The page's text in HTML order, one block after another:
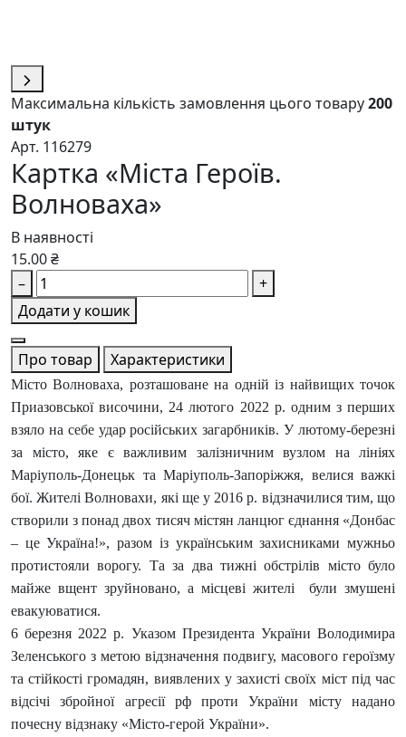
Максимальна кількість замовлення цього товару200
штук
Арт. 116279
Картка «Міста Героїв.
Волноваха»
В наявності
15.00 ₴
–
+
Додати у кошик
Про товар Характеристики
Місто Волноваха, розташоване на одній із найвищих точок
Приазовської височини, 24 лютого 2022 р. одним з перших
взяло на себе удар російських загарбників. У лютому-березні
за місто, яке є важливим залізничним вузлом на лініях
Маріуполь-Донецьк та Маріуполь-Запоріжжя, велися важкі
бої. Жителі Волновахи, які ще у 2016 р. відзначилися тим, що
створили з понад двох тисяч містян ланцюг єднання «Донбас
– це Україна!», разом із українським захисниками мужньо
протистояли ворогу. Та за два тижні обстрілів місто було
майже вщент зруйновано, а місцеві жителі були змушені
евакуюватися.
6 березня 2022 р. Указом Президента України Володимира
Зеленського з метою відзначення подвигу, масового героїзму
та стійкості громадян, виявлених у захисті своїх міст під час
відсічі збройної агресії рф проти України місту надано
почесну відзнаку «Місто-герой України».